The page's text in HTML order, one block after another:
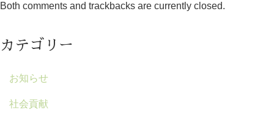
Both comments and trackbacks are currently closed.
カテゴリー
お知らせ
社会貢献